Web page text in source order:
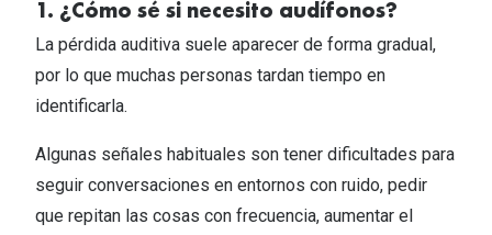
1. ¿Cómo sé si necesito audífonos?​
La pérdida auditiva suele aparecer de forma gradual,
por lo que muchas personas tardan tiempo en
identificarla.​
Algunas señales habituales son tener dificultades para
seguir conversaciones en entornos con ruido, pedir
que repitan las cosas con frecuencia, aumentar el